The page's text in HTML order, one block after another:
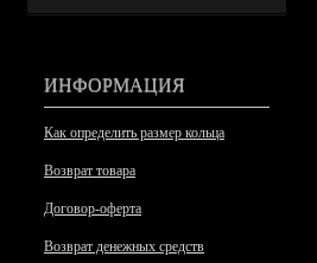
ИНФОРМАЦИЯ
Как определить размер кольца
Возврат товара
Договор-оферта
Возврат денежных средств